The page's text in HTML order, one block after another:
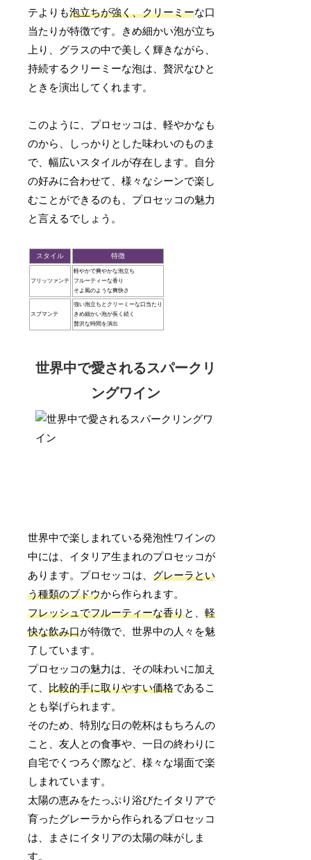
テよりも泡立ちが強く、クリーミーな口
当たりが特徴です。きめ細かい泡が立ち
上り、グラスの中で美しく輝きながら、
持続するクリーミーな泡は、贅沢なひと
ときを演出してくれます。
このように、プロセッコは、軽やかなも
のから、しっかりとした味わいのものま
で、幅広いスタイルが存在します。自分
の好みに合わせて、様々なシーンで楽し
むことができるのも、プロセッコの魅力
と言えるでしょう。
スタイル 特徴
フリッツァンテ
軽やかで爽やかな泡立ち
フルーティーな香り
そよ風のような爽快さ
スプマンテ
強い泡立ちとクリーミーな口当たり
きめ細かい泡が長く続く
贅沢な時間を演出
世界中で愛されるスパークリ
ングワイン
世界中で楽しまれている発泡性ワインの
中には、イタリア生まれのプロセッコが
あります。プロセッコは、グレーラとい
う種類のブドウから作られます。
フレッシュでフルーティーな香りと、軽
快な飲み口が特徴で、世界中の人々を魅
了しています。
プロセッコの魅力は、その味わいに加え
て、比較的手に取りやすい価格であるこ
とも挙げられます。
そのため、特別な日の乾杯はもちろんの
こと、友人との食事や、一日の終わりに
自宅でくつろぐ際など、様々な場面で楽
しまれています。
太陽の恵みをたっぷり浴びたイタリアで
育ったグレーラから作られるプロセッコ
は、まさにイタリアの太陽の味がしま
す。